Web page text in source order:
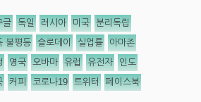
글 독일 러시아 미국 분리독립
불평등 슬로데이 실업률 아마존
영국 오바마 유럽 유전자 인도
커피 코로나19 트위터 페이스북